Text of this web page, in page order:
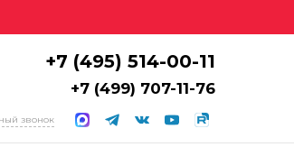
+7 (495) 514-00-11
+7 (499) 707-11-76
звонок